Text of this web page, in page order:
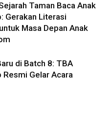
Taman Baca Anak
Gerakan Literasi
Masa Depan Anak
di Batch 8: TBA
Resmi Gelar Acara